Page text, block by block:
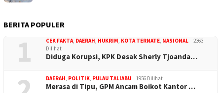
BERITA POPULER
1 CEK FAKTA, DAERAH, HUKRIM, KOTA TERNATE, NASIONAL
2363
Dilihat
Diduga Korupsi, KPK Desak Sherly Tjoanda…
DAERAH, POLITIK, PULAU TALIABU 1956 Dilihat
Merasa di Tipu, GPM Ancam Boikot Kantor …